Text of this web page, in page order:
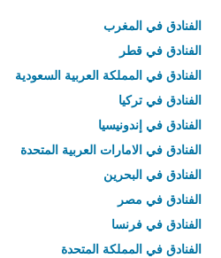
الفنادق في المغرب
الفنادق في قطر
الفنادق في المملكة العربية السعودية
الفنادق في تركيا
الفنادق في إندونيسيا
الفنادق في الامارات العربية المتحدة
الفنادق في البحرين
الفنادق في مصر
الفنادق في فرنسا
الفنادق في المملكة المتحدة